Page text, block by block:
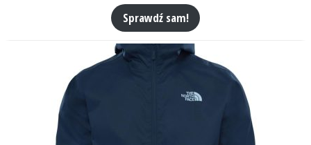
Sprawdź sam!